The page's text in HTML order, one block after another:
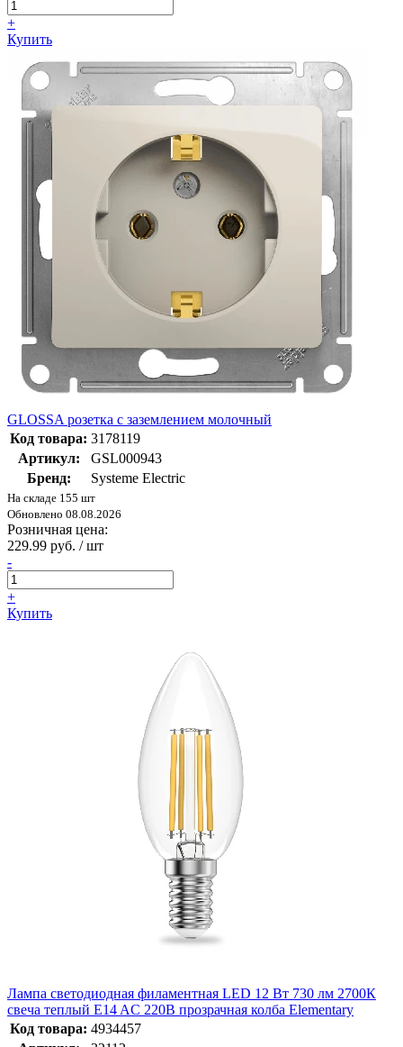
+
Купить
GLOSSA розетка с заземлением молочный
Код товара: 3178119
Артикул:
GSL000943
Бренд:
Systeme Electric
На складе 155 шт
Обновлено 08.08.2026
Розничная цена:
229.99 руб. / шт
-
+
Купить
Лампа светодиодная филаментная LED 12 Вт 730 лм 2700К
свеча теплый E14 AC 220В прозрачная колба Elementary
Код товара: 4934457